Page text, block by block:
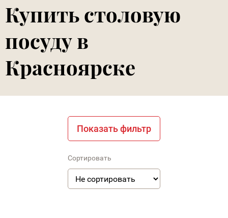
Купить столовую
посуду в
Красноярске
Показать фильтр
Сортировать